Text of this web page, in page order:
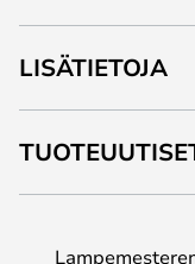
LISÄTIETOJA